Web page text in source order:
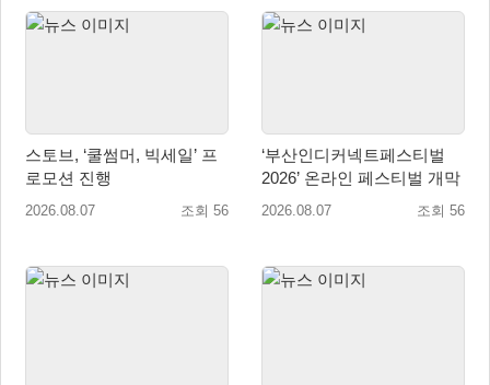
스토브, ‘쿨썸머, 빅세일’ 프
로모션 진행
2026.08.07 조회 56
‘부산인디커넥트페스티벌
2026’ 온라인 페스티벌 개막
2026.08.07 조회 56